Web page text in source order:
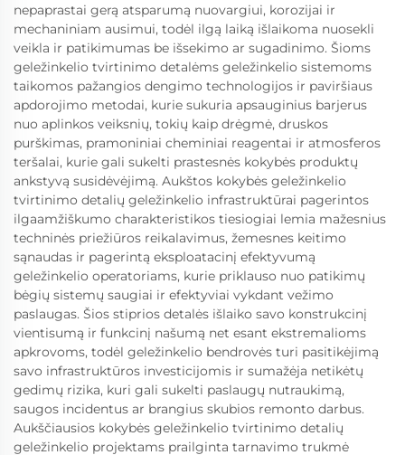
nepaprastai gerą atsparumą nuovargiui, korozijai ir
mechaniniam ausimui, todėl ilgą laiką išlaikoma nuosekli
veikla ir patikimumas be išsekimo ar sugadinimo. Šioms
geležinkelio tvirtinimo detalėms geležinkelio sistemoms
taikomos pažangios dengimo technologijos ir paviršiaus
apdorojimo metodai, kurie sukuria apsauginius barjerus
nuo aplinkos veiksnių, tokių kaip drėgmė, druskos
purškimas, pramoniniai cheminiai reagentai ir atmosferos
teršalai, kurie gali sukelti prastesnės kokybės produktų
ankstyvą susidėvėjimą. Aukštos kokybės geležinkelio
tvirtinimo detalių geležinkelio infrastruktūrai pagerintos
ilgaamžiškumo charakteristikos tiesiogiai lemia mažesnius
techninės priežiūros reikalavimus, žemesnes keitimo
sąnaudas ir pagerintą eksploatacinį efektyvumą
geležinkelio operatoriams, kurie priklauso nuo patikimų
bėgių sistemų saugiai ir efektyviai vykdant vežimo
paslaugas. Šios stiprios detalės išlaiko savo konstrukcinį
vientisumą ir funkcinį našumą net esant ekstremalioms
apkrovoms, todėl geležinkelio bendrovės turi pasitikėjimą
savo infrastruktūros investicijomis ir sumažėja netikėtų
gedimų rizika, kuri gali sukelti paslaugų nutraukimą,
saugos incidentus ar brangius skubios remonto darbus.
Aukščiausios kokybės geležinkelio tvirtinimo detalių
geležinkelio projektams prailginta tarnavimo trukmė